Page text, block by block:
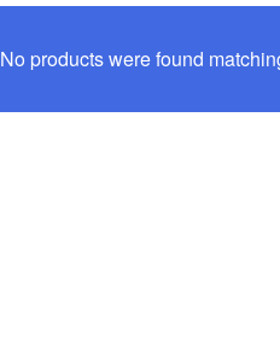
No products were found